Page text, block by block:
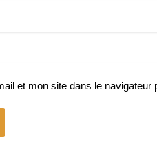
et mon site dans le navigateur